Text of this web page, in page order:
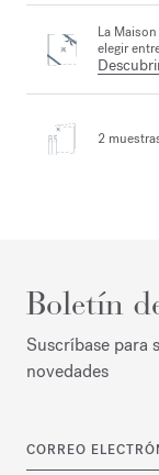
La
elegir
2
Boletín
Suscríbase para
novedades
CORREO